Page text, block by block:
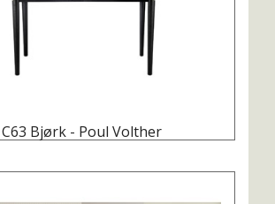
C63 Bjørk - Poul Volther